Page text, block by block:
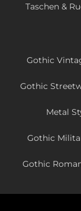
Taschen &
Gothic
Gothic
Metal
Gothic
Gothic